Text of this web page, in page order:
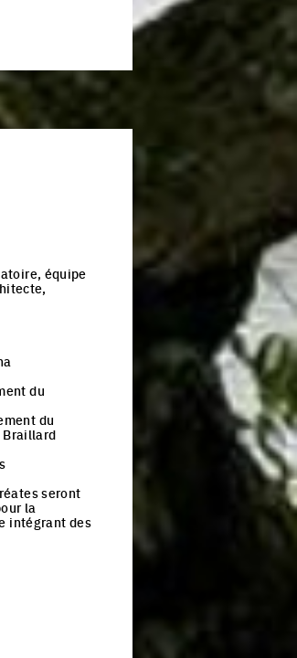
équipe
du
du
Braillard
seront
la
intégrant des